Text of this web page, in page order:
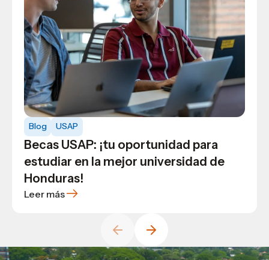
Blog USAP
Becas USAP: ¡tu oportunidad para
estudiar en la mejor universidad de
Honduras!
Leer más
Blog
Gestión del talento humano:
estrategias y prácticas efectivas
Leer más
Blog
Abogados del futuro: las 5 habilidades
clave para destacar y marcar
diferencia
Leer más